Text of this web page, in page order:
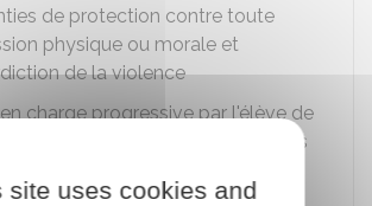
de protection contre toute
physique ou morale et
de la violence
charge progressive par l'élève de
dans la pratique de ses
site uses cookies and